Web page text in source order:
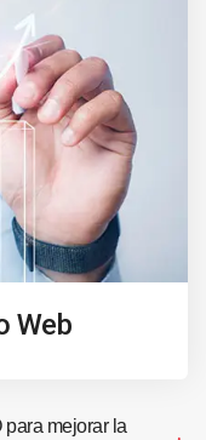
Web
para mejorar la